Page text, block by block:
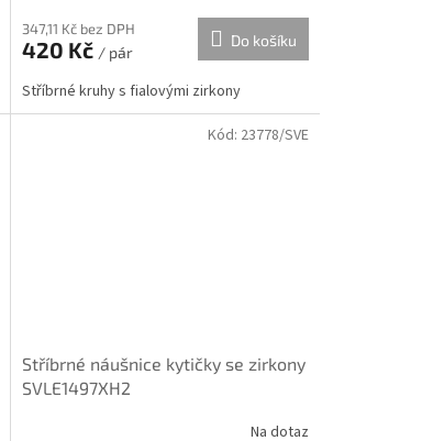
347,11 Kč bez DPH
420 Kč / pár
Do košíku
Stříbrné kruhy s fialovými zirkony
Stříbrné náušnice kytičky se zirkony
SVLE1497XH2
Na dotaz
Kód: 23778/SVE